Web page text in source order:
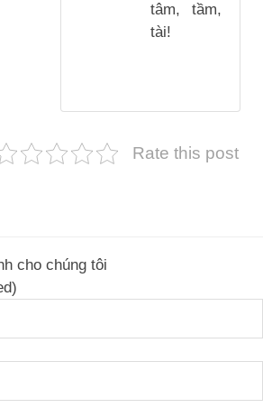
tâm, tầm,
tài!
Rate this post
cho chúng tôi